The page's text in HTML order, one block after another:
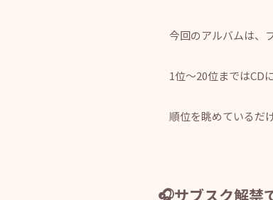
今回のアルバムは、
1位～20位まではCD
順位を眺めているだ
🎧サブスク解禁